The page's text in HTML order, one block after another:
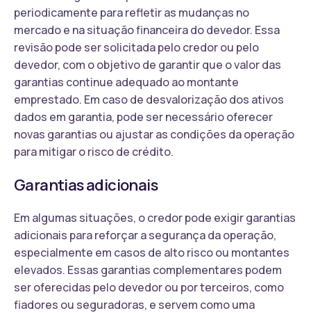
periodicamente para refletir as mudanças no
mercado e na situação financeira do devedor. Essa
revisão pode ser solicitada pelo credor ou pelo
devedor, com o objetivo de garantir que o valor das
garantias continue adequado ao montante
emprestado. Em caso de desvalorização dos ativos
dados em garantia, pode ser necessário oferecer
novas garantias ou ajustar as condições da operação
para mitigar o risco de crédito.
Garantias adicionais
Em algumas situações, o credor pode exigir garantias
adicionais para reforçar a segurança da operação,
especialmente em casos de alto risco ou montantes
elevados. Essas garantias complementares podem
ser oferecidas pelo devedor ou por terceiros, como
fiadores ou seguradoras, e servem como uma